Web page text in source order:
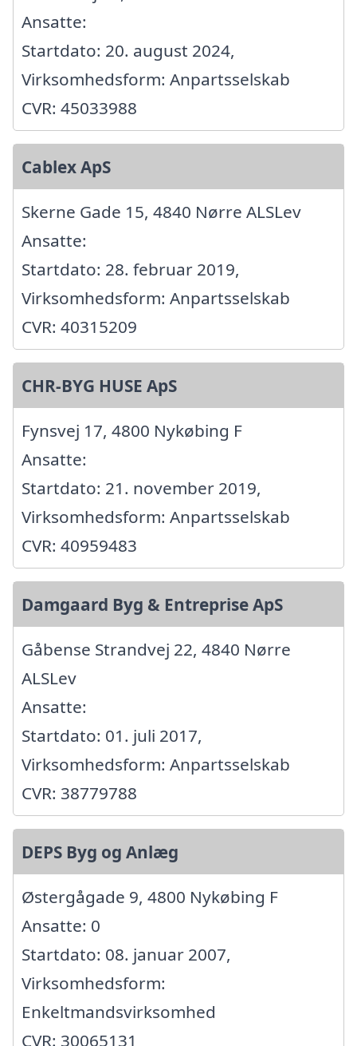
Ansatte:
Startdato: 20. august 2024,
Virksomhedsform: Anpartsselskab
CVR: 45033988
Cablex ApS
Skerne Gade 15, 4840 Nørre ALSLev
Ansatte:
Startdato: 28. februar 2019,
Virksomhedsform: Anpartsselskab
CVR: 40315209
CHR-BYG HUSE ApS
Fynsvej 17, 4800 Nykøbing F
Ansatte:
Startdato: 21. november 2019,
Virksomhedsform: Anpartsselskab
CVR: 40959483
Damgaard Byg & Entreprise ApS
Gåbense Strandvej 22, 4840 Nørre
ALSLev
Ansatte:
Startdato: 01. juli 2017,
Virksomhedsform: Anpartsselskab
CVR: 38779788
DEPS Byg og Anlæg
Østergågade 9, 4800 Nykøbing F
Ansatte: 0
Startdato: 08. januar 2007,
Virksomhedsform:
Enkeltmandsvirksomhed
CVR: 30065131